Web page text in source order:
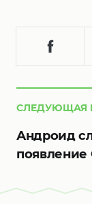
СЛЕДУЮЩАЯ
Андроид
появление